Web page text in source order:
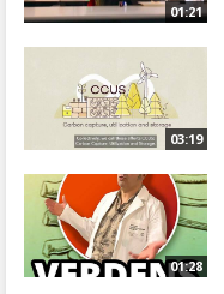
01:21
03:19
01:28